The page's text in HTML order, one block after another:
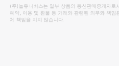
높
은
순
동
영
상
(주)놀유니버스는 일부 상품의 통신판매중개자로
예약, 이용 및 환불 등 거래와 관련된 의무와 책임
체 책임을 지지 않습니다.